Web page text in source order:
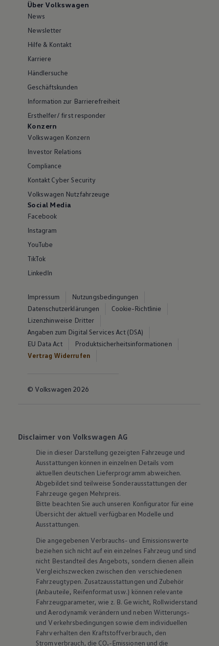
Über Volkswagen
News
Newsletter
Hilfe & Kontakt
Karriere
Händlersuche
Geschäftskunden
Information zur Barrierefreiheit
Ersthelfer/ first responder
Konzern
Volkswagen Konzern
Investor Relations
Compliance
Kontakt Cyber Security
Volkswagen Nutzfahrzeuge
Social Media
Facebook
Instagram
YouTube
TikTok
LinkedIn
Impressum
Nutzungsbedingungen
Datenschutzerklärungen
Cookie-Richtlinie
Lizenzhinweise Dritter
Angaben zum Digital Services Act (DSA)
EU Data Act
Produktsicherheitsinformationen
Vertrag Widerrufen
© Volkswagen 2026
Disclaimer von Volkswagen AG
Die in dieser Darstellung gezeigten Fahrzeuge und
Ausstattungen können in einzelnen Details vom
aktuellen deutschen Lieferprogramm abweichen.
Abgebildet sind teilweise Sonderausstattungen der
Fahrzeuge gegen Mehrpreis.
Bitte beachten Sie auch unseren Konfigurator für eine
Übersicht der aktuell verfügbaren Modelle und
Ausstattungen.
Die angegebenen Verbrauchs- und Emissionswerte
beziehen sich nicht auf ein einzelnes Fahrzeug und sind
nicht Bestandteil des Angebots, sondern dienen allein
Vergleichszwecken zwischen den verschiedenen
Fahrzeugtypen. Zusatzausstattungen und Zubehör
(Anbauteile, Reifenformat usw.) können relevante
Fahrzeugparameter, wie z. B. Gewicht, Rollwiderstand
und Aerodynamik verändern und neben Witterungs-
und Verkehrsbedingungen sowie dem individuellen
Fahrverhalten den Kraftstoffverbrauch, den
Stromverbrauch, die CO₂-Emissionen und die